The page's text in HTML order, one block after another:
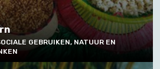
GEBRUIKEN, NATUUR EN